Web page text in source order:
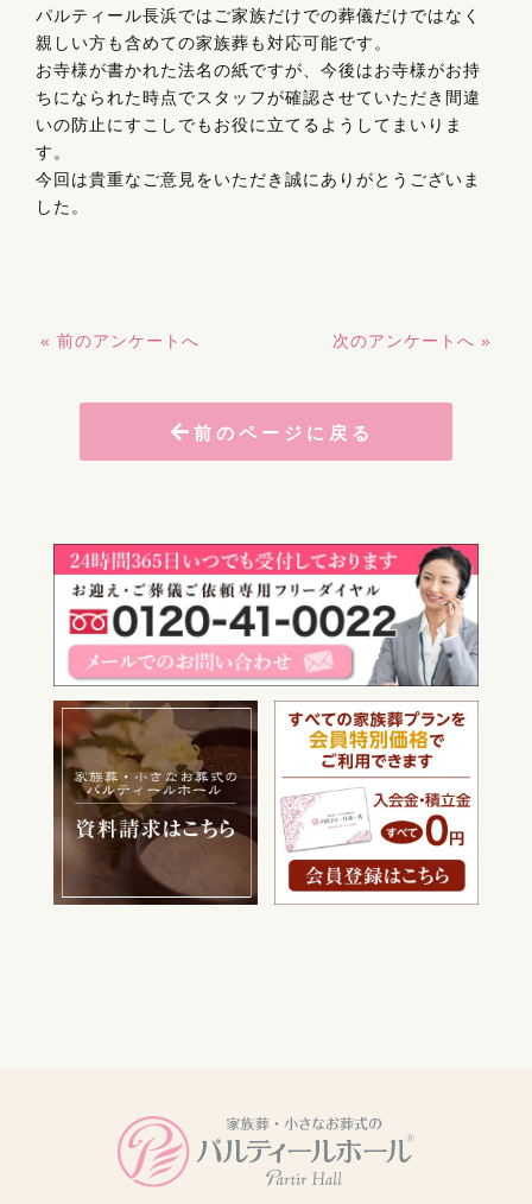
パルティール長浜ではご家族だけでの葬儀だけではなく
親しい方も含めての家族葬も対応可能です。
お寺様が書かれた法名の紙ですが、今後はお寺様がお持
ちになられた時点でスタッフが確認させていただき間違
いの防止にすこしでもお役に立てるようしてまいりま
す。
今回は貴重なご意見をいただき誠にありがとうございま
した。
« 前のアンケートへ 次のアンケートへ »
前のページに戻る